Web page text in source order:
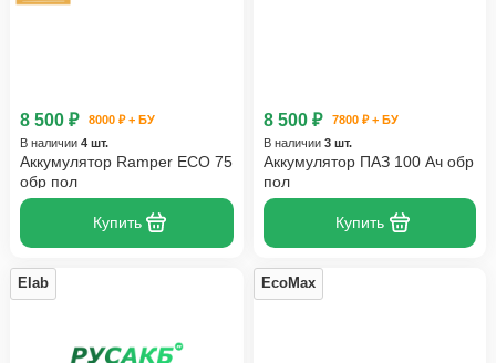
8 500 ₽
8000 ₽ + БУ
В наличии 4 шт.
Аккумулятор Ramper ECO 75
обр пол
Купить
8 500 ₽
7800 ₽ + БУ
В наличии 3 шт.
Аккумулятор ПАЗ 100 Ач обр
пол
Купить
Elab EcoMax